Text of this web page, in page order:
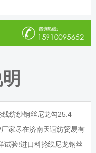
纺纱钢丝尼龙勾25.4
家尽在济南天谊纺贸易有
试验!进口料捻线尼龙钢丝